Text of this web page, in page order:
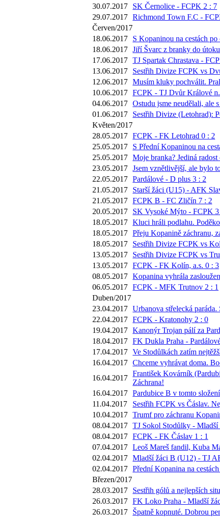
30.07.2017
SK Černolice - FCPK 2 : 7
29.07.2017 Richmond Town F.C -
Červen/2017
18.06.2017
S Kopaninou na cestách
18.06.2017 Jiří Švarc z branky do
17.06.2017 TJ Spartak Chrastava -
13.06.2017
Sestřih Divize FCPK vs
12.06.2017 Musím kluky pochválit.
10.06.2017 FCPK - TJ Dvůr Králové
04.06.2017 Ostudu jsme neudělali, ale
01.06.2017
Sestřih Divize (Letohrad):
Květen/2017
28.05.2017 FCPK - FK Letohrad 0 : 2
25.05.2017
S Přední Kopaninou na
25.05.2017 Moje branka? Jediná
23.05.2017 Jsem vznětlivější, ale bylo
22.05.2017 Pardálové - D plus 3 : 2
21.05.2017
Starší žáci (U15) - AFK
21.05.2017 FCPK B - FC Zličín 7 : 2
20.05.2017
SK Vysoké Mýto - FCPK
18.05.2017 Kluci hráli podlahu.
18.05.2017 Přeju Kopanině záchranu,
18.05.2017
Sestřih Divize FCPK vs
13.05.2017
Sestřih Divize FCPK vs
13.05.2017 FCPK - FK Kolín, a.s. 0 : 3
08.05.2017 Kopanina vyhrála
06.05.2017 FCPK - MFK Trutnov 2 : 1
Duben/2017
23.04.2017 Urbanova střelecká
22.04.2017 FCPK - Kratonohy 2 : 0
19.04.2017 Kanonýr Trojan pálí za
18.04.2017 FK Dukla Praha -
17.04.2017 Ve Stodůlkách zatím
16.04.2017 Chceme vyhrávat doma.
16.04.2017
František Kovárník
Záchrana!
16.04.2017 Pardubice B v tomto
11.04.2017
Sestřih FCPK vs Čáslav.
10.04.2017 Trumf pro záchranu
08.04.2017 TJ Sokol Stodůlky -
08.04.2017 FCPK - FK Čáslav 1 : 1
07.04.2017 Leoš Mareš fandil, Kuba
02.04.2017 Mladší žáci B (U12) - TJ
02.04.2017 Přední Kopanina na
Březen/2017
28.03.2017
Sestřih gólů a nejlepších
26.03.2017 FK Loko Praha - Mladší
26.03.2017
Špatně kopnuté. Dobrou